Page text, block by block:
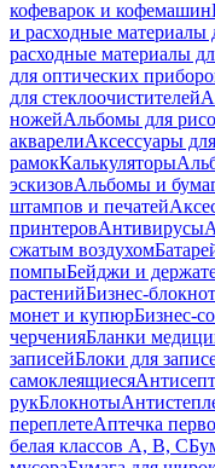
кофеварок и кофемашин
и расходные материалы
расходные материалы
для оптических
для стеклоочистителей
ножейАльбомы для
акварелиАксессуары
рамокКалькуляторы
эскизовАльбомы и
штампов и печатей
принтеровАнтивирусы
сжатым воздухом
помпыБейджи и
растенийБизнес-
монет и купюрБизнес-
черченияБланки
записейБлоки для
самоклеящиеся
рукБлокноты
переплетеАптечка
белая классов А, В, С